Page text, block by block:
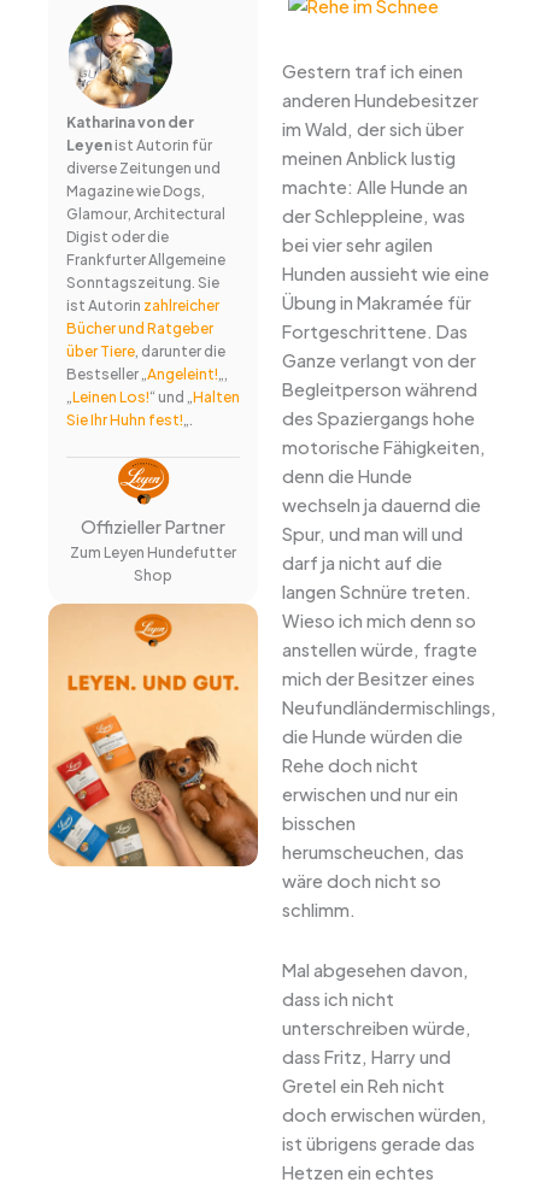
Katharina von der
Leyenist Autorin für
diverse Zeitungen und
Magazine wie Dogs,
Glamour, Architectural
Digist oder die
Frankfurter Allgemeine
Sonntagszeitung. Sie
ist Autorin zahlreicher
Bücher und Ratgeber
über Tiere, darunter die
Bestseller „Angeleint!„,
„Leinen Los!“ und „Halten
Sie Ihr Huhn fest!„.
Offizieller Partner
Zum Leyen Hundefutter
Shop
Gestern traf ich einen
anderen Hundebesitzer
im Wald, der sich über
meinen Anblick lustig
machte: Alle Hunde an
der Schleppleine, was
bei vier sehr agilen
Hunden aussieht wie eine
Übung in Makramée für
Fortgeschrittene. Das
Ganze verlangt von der
Begleitperson während
des Spaziergangs hohe
motorische Fähigkeiten,
denn die Hunde
wechseln ja dauernd die
Spur, und man will und
darf ja nicht auf die
langen Schnüre treten.
Wieso ich mich denn so
anstellen würde, fragte
mich der Besitzer eines
Neufundländermischlings,
die Hunde würden die
Rehe doch nicht
erwischen und nur ein
bisschen
herumscheuchen, das
wäre doch nicht so
schlimm.
Mal abgesehen davon,
dass ich nicht
unterschreiben würde,
dass Fritz, Harry und
Gretel ein Reh nicht
doch erwischen würden,
ist übrigens gerade das
Hetzen ein echtes